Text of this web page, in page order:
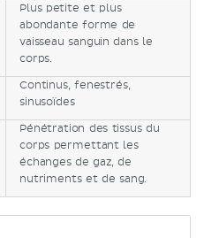
Plus petite et plus
abondante forme de
vaisseau sanguin dans le
corps.
Continus, fenestrés,
sinusoïdes
Pénétration des tissus du
corps permettant les
échanges de gaz, de
nutriments et de sang.